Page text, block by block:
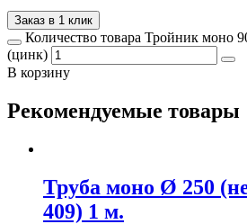
Заказ в 1 клик
Количество товара Тройник моно
(цинк)
В корзину
Рекомендуемые товары
Труба моно Ø 250
409) 1 м.